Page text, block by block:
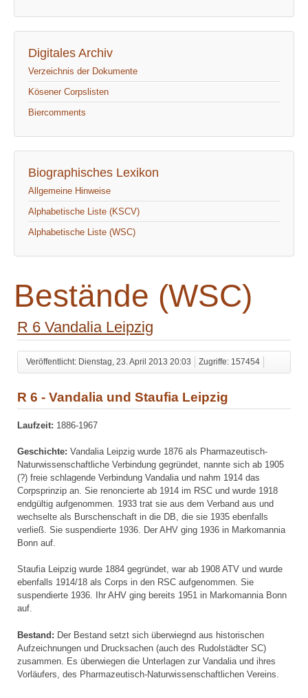
Digitales Archiv
Verzeichnis der Dokumente
Kösener Corpslisten
Biercomments
Biographisches Lexikon
Allgemeine Hinweise
Alphabetische Liste (KSCV)
Alphabetische Liste (WSC)
Bestände (WSC)
R 6 Vandalia Leipzig
Veröffentlicht: Dienstag, 23. April 2013 20:03 Zugriffe: 157454
R 6 - Vandalia und Staufia Leipzig
Laufzeit: 1886-1967
Geschichte: Vandalia Leipzig wurde 1876 als Pharmazeutisch-
Naturwissenschaftliche Verbindung gegründet, nannte sich ab 1905
(?) freie schlagende Verbindung Vandalia und nahm 1914 das
Corpsprinzip an. Sie renoncierte ab 1914 im RSC und wurde 1918
endgültig aufgenommen. 1933 trat sie aus dem Verband aus und
wechselte als Burschenschaft in die DB, die sie 1935 ebenfalls
verließ. Sie suspendierte 1936. Der AHV ging 1936 in Markomannia
Bonn auf.
Staufia Leipzig wurde 1884 gegründet, war ab 1908 ATV und wurde
ebenfalls 1914/18 als Corps in den RSC aufgenommen. Sie
suspendierte 1936. Ihr AHV ging bereits 1951 in Markomannia Bonn
auf.
Bestand: Der Bestand setzt sich überwiegnd aus historischen
Aufzeichnungen und Drucksachen (auch des Rudolstädter SC)
zusammen. Es überwiegen die Unterlagen zur Vandalia und ihres
Vorläufers, des Pharmazeutisch-Naturwissenschaftlichen Vereins.